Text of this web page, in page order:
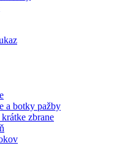
a botky pažby
zbrane